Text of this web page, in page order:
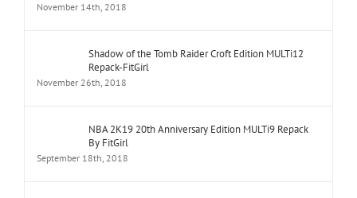
November 14th, 2018
Shadow of the Tomb Raider Croft Edition MULTi12
Repack-FitGirl
November 26th, 2018
NBA 2K19 20th Anniversary Edition MULTi9 Repack
By FitGirl
September 18th, 2018